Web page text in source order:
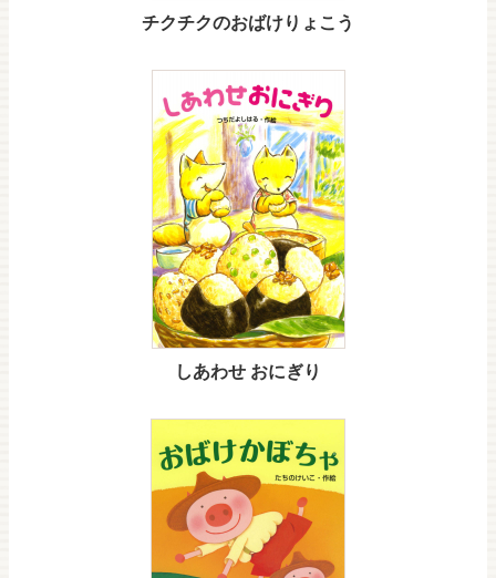
チクチクのおばけりょこう
しあわせ おにぎり